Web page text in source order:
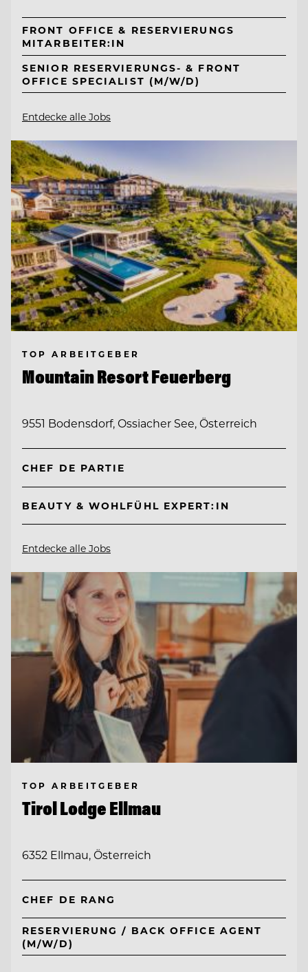
FRONT OFFICE & RESERVIERUNGS
MITARBEITER:IN
SENIOR RESERVIERUNGS- & FRONT
OFFICE SPECIALIST (M/W/D)
Entdecke alle Jobs
TOP ARBEITGEBER
Mountain Resort Feuerberg
9551 Bodensdorf, Ossiacher See, Österreich
CHEF DE PARTIE
BEAUTY & WOHLFÜHL EXPERT:IN
Entdecke alle Jobs
TOP ARBEITGEBER
Tirol Lodge Ellmau
6352 Ellmau, Österreich
CHEF DE RANG
RESERVIERUNG / BACK OFFICE AGENT
(M/W/D)